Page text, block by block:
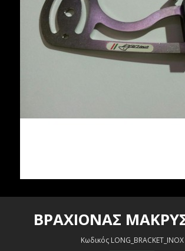
ΒΡΑΧΙΟΝΑΣ
Κωδικός LONG_BRACKET_INOX